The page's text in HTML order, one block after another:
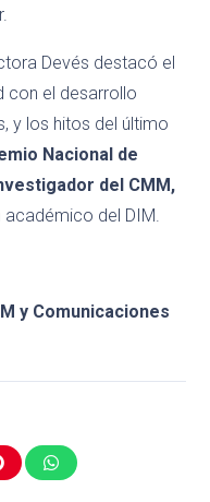
Devés destacó el
con el desarrollo
y los hitos del último
Nacional de
del CMM,
académico del DIM.
y Comunicaciones